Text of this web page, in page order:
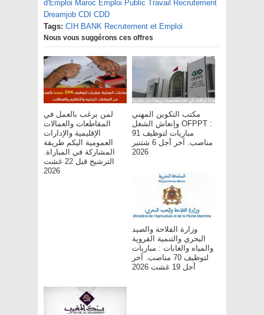
d'Emploi Maroc Emploi Public Travail Recrutement
Dreamjob CDI CDD
Tags: CIH BANK Recrutement et Emploi
Nous vous suggérons ces offres
لمن يرغب بالعمل في
المقاطعات والعمالات
الإقليمية والإدارات
العمومية اليكم طريقة
المشاركة في المباراة.
الترشيح قبل 22 غشت
2026
مكتب التكوين المهني
وإنعاش الشغل OFPPT :
مباريات لتوظيف 91
مناصب. آخر أجل 6 شتنبر
2026
وزارة الفلاحة والصيد
البحري والتنمية القروية
والمياه والغابات : مباريات
لتوظيف 70 مناصب. آخر
أجل 19 غشت 2026